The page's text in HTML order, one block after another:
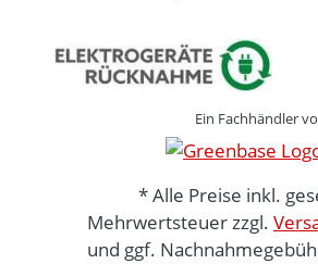
Ein Fachhändler
* Alle Preise inkl.
Mehrwertsteuer zzgl.
und ggf.